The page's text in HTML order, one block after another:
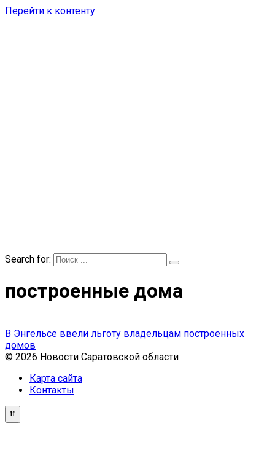
Перейти к контенту
Search for:
построенные дома
В Энгельсе ввели льготу владельцам построенных
домов
© 2026 Новости Саратовской области
Карта сайта
Контакты